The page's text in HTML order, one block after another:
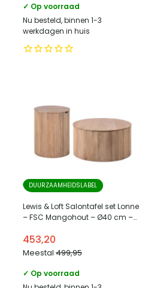
✓ Op voorraad
Nu besteld, binnen 1-3
werkdagen in huis
DUURZAAMHEIDSLABEL
Lewis & Loft Salontafel set Lonne
– FSC Mangohout – Ø40 cm –
Naturel – Set van 2
453,20
Meestal 499,95
✓ Op voorraad